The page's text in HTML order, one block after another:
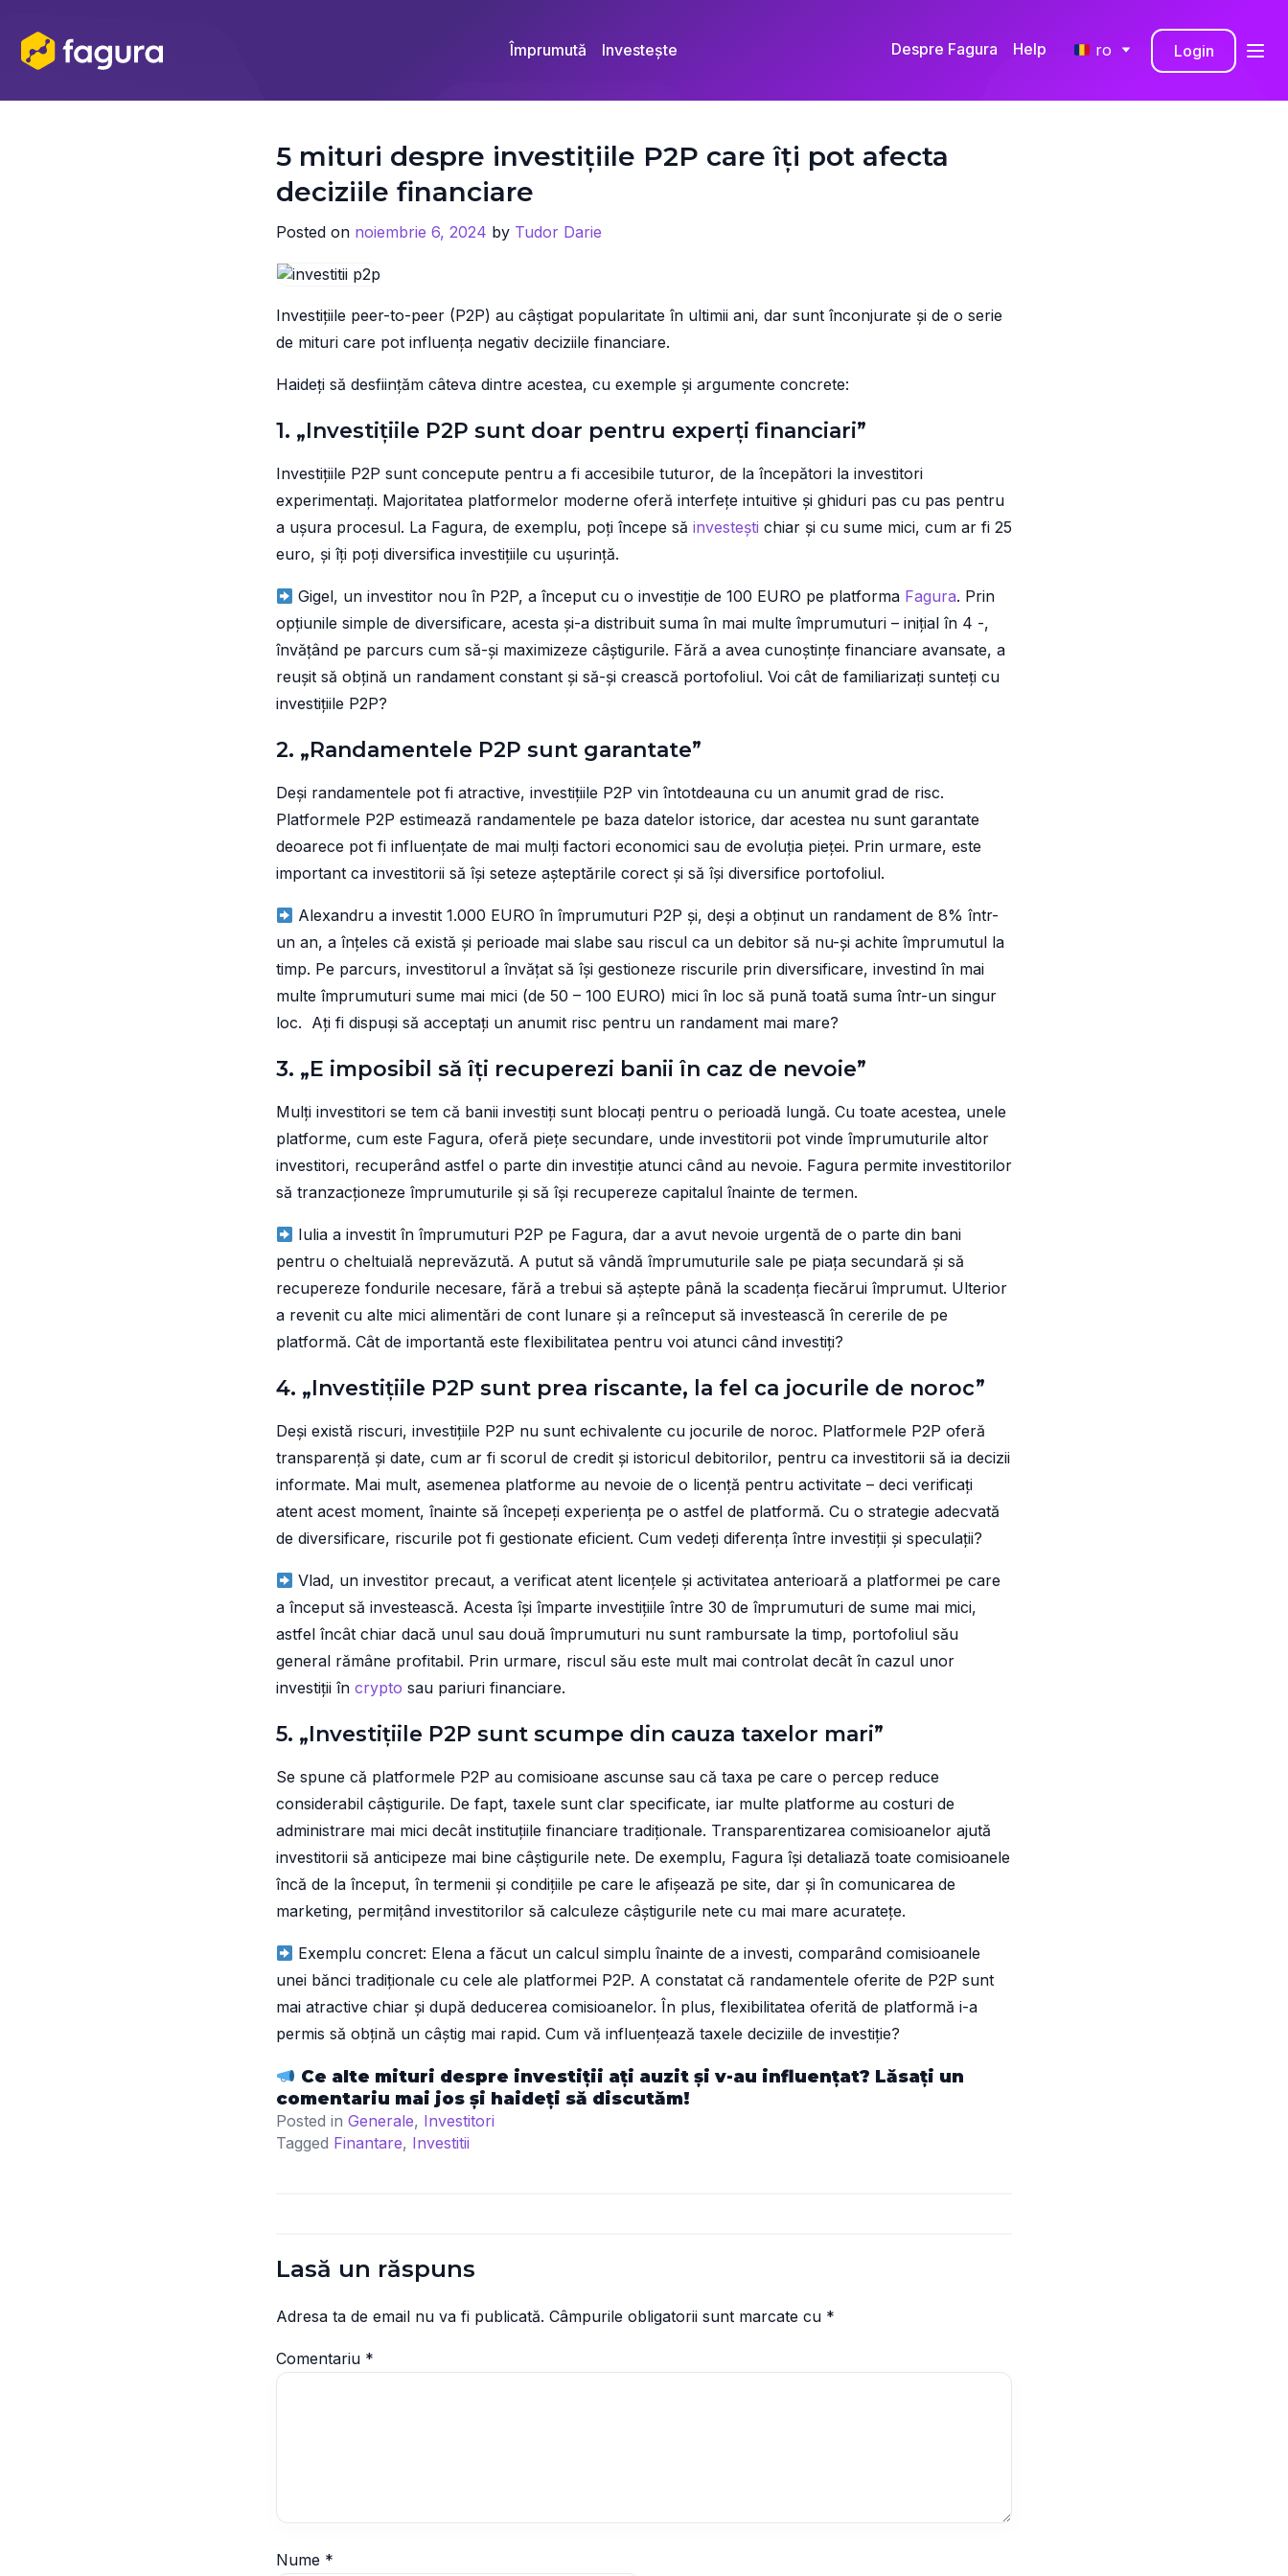
content
Împrumută Investește Despre Fagura Help ro Login
5 mituri despre investițiile P2P care îți pot afecta
deciziile financiare
Posted on noiembrie 6, 2024 by Tudor Darie
Investițiile peer-to-peer (P2P) au câștigat popularitate în ultimii ani, dar sunt înconjurate și de o serie
de mituri care pot influența negativ deciziile financiare.
Haideți să desființăm câteva dintre acestea, cu exemple și argumente concrete:
1. „Investițiile P2P sunt doar pentru experți financiari”
Investițiile P2P sunt concepute pentru a fi accesibile tuturor, de la începători la investitori
experimentați. Majoritatea platformelor moderne oferă interfețe intuitive și ghiduri pas cu pas pentru
a ușura procesul. La Fagura, de exemplu, poți începe să investești chiar și cu sume mici, cum ar fi 25
euro, și îți poți diversifica investițiile cu ușurință.
Gigel, un investitor nou în P2P, a început cu o investiție de 100 EURO pe platforma Fagura. Prin
opțiunile simple de diversificare, acesta și-a distribuit suma în mai multe împrumuturi – inițial în 4 -,
învățând pe parcurs cum să-și maximizeze câștigurile. Fără a avea cunoștințe financiare avansate, a
reușit să obțină un randament constant și să-și crească portofoliul. Voi cât de familiarizați sunteți cu
investițiile P2P?
2. „Randamentele P2P sunt garantate”
Deși randamentele pot fi atractive, investițiile P2P vin întotdeauna cu un anumit grad de risc.
Platformele P2P estimează randamentele pe baza datelor istorice, dar acestea nu sunt garantate
deoarece pot fi influențate de mai mulți factori economici sau de evoluția pieței. Prin urmare, este
important ca investitorii să își seteze așteptările corect și să își diversifice portofoliul.
Alexandru a investit 1.000 EURO în împrumuturi P2P și, deși a obținut un randament de 8% într-
un an, a înțeles că există și perioade mai slabe sau riscul ca un debitor să nu-și achite împrumutul la
timp. Pe parcurs, investitorul a învățat să își gestioneze riscurile prin diversificare, investind în mai
multe împrumuturi sume mai mici (de 50 – 100 EURO) mici în loc să pună toată suma într-un singur
loc. Ați fi dispuși să acceptați un anumit risc pentru un randament mai mare?
3. „E imposibil să îți recuperezi banii în caz de nevoie”
Mulți investitori se tem că banii investiți sunt blocați pentru o perioadă lungă. Cu toate acestea, unele
platforme, cum este Fagura, oferă piețe secundare, unde investitorii pot vinde împrumuturile altor
investitori, recuperând astfel o parte din investiție atunci când au nevoie. Fagura permite investitorilor
să tranzacționeze împrumuturile și să își recupereze capitalul înainte de termen.
Iulia a investit în împrumuturi P2P pe Fagura, dar a avut nevoie urgentă de o parte din bani
pentru o cheltuială neprevăzută. A putut să vândă împrumuturile sale pe piața secundară și să
recupereze fondurile necesare, fără a trebui să aștepte până la scadența fiecărui împrumut. Ulterior
a revenit cu alte mici alimentări de cont lunare și a reînceput să investească în cererile de pe
platformă. Cât de importantă este flexibilitatea pentru voi atunci când investiți?
4. „Investițiile P2P sunt prea riscante, la fel ca jocurile de noroc”
Deși există riscuri, investițiile P2P nu sunt echivalente cu jocurile de noroc. Platformele P2P oferă
transparență și date, cum ar fi scorul de credit și istoricul debitorilor, pentru ca investitorii să ia decizii
informate. Mai mult, asemenea platforme au nevoie de o licență pentru activitate – deci verificați
atent acest moment, înainte să începeți experiența pe o astfel de platformă. Cu o strategie adecvată
de diversificare, riscurile pot fi gestionate eficient. Cum vedeți diferența între investiții și speculații?
Vlad, un investitor precaut, a verificat atent licențele și activitatea anterioară a platformei pe care
a început să investească. Acesta își împarte investițiile între 30 de împrumuturi de sume mai mici,
astfel încât chiar dacă unul sau două împrumuturi nu sunt rambursate la timp, portofoliul său
general rămâne profitabil. Prin urmare, riscul său este mult mai controlat decât în cazul unor
investiții în crypto sau pariuri financiare.
5. „Investițiile P2P sunt scumpe din cauza taxelor mari”
Se spune că platformele P2P au comisioane ascunse sau că taxa pe care o percep reduce
considerabil câștigurile. De fapt, taxele sunt clar specificate, iar multe platforme au costuri de
administrare mai mici decât instituțiile financiare tradiționale. Transparentizarea comisioanelor ajută
investitorii să anticipeze mai bine câștigurile nete. De exemplu, Fagura își detaliază toate comisioanele
încă de la început, în termenii și condițiile pe care le afișează pe site, dar și în comunicarea de
marketing, permițând investitorilor să calculeze câștigurile nete cu mai mare acuratețe.
Exemplu concret: Elena a făcut un calcul simplu înainte de a investi, comparând comisioanele
unei bănci tradiționale cu cele ale platformei P2P. A constatat că randamentele oferite de P2P sunt
mai atractive chiar și după deducerea comisioanelor. În plus, flexibilitatea oferită de platformă i-a
permis să obțină un câștig mai rapid. Cum vă influențează taxele deciziile de investiție?
Ce alte mituri despre investiții ați auzit și v-au influențat? Lăsați un
comentariu mai jos și haideți să discutăm!
Posted in Generale, Investitori
Tagged Finantare, Investitii
Lasă un răspuns
Adresa ta de email nu va fi publicată. Câmpurile obligatorii sunt marcate cu *
Comentariu *
Nume *